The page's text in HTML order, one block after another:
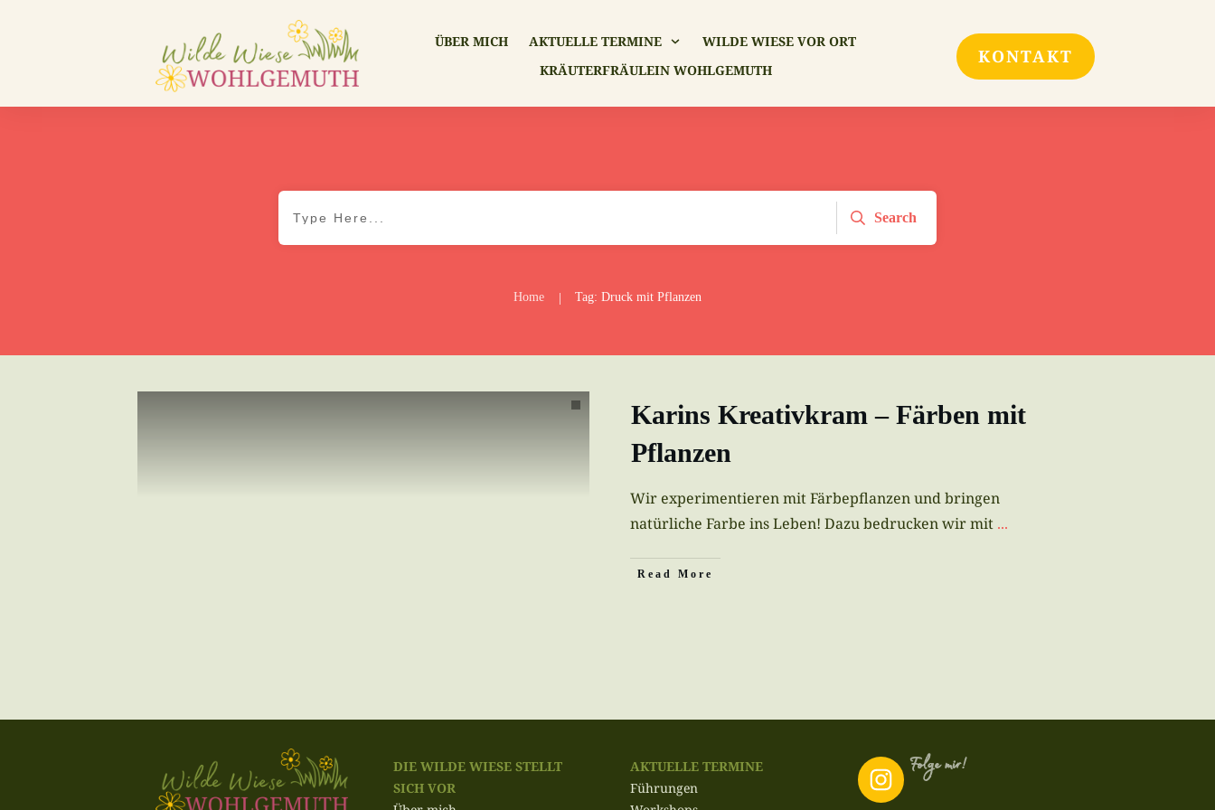
ÜBER MICH AKTUELLE TERMINE
WILDE WIESE VOR ORT
KRÄUTERFRÄULEIN WOHLGEMUTH
KONTAKT
Search
Home | Tag: Druck mit Pflanzen
Karins Kreativkram – Färben mit
Pflanzen
Wir experimentieren mit Färbepflanzen und bringen
natürliche Farbe ins Leben! Dazu bedrucken wir mit ...
Read More
DIE WILDE WIESE STELLT
SICH VOR
AKTUELLE TERMINE
Führungen
Folge mir!